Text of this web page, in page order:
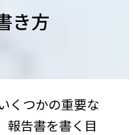
き方
くつかの重要な
報告書を書く目